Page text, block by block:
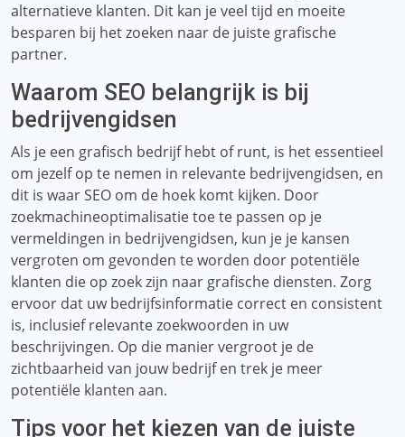
alternatieve klanten. Dit kan je veel tijd en moeite
besparen bij het zoeken naar de juiste grafische
partner.
Waarom SEO belangrijk is bij
bedrijvengidsen
Als je een grafisch bedrijf hebt of runt, is het essentieel
om jezelf op te nemen in relevante bedrijvengidsen, en
dit is waar SEO om de hoek komt kijken. Door
zoekmachineoptimalisatie toe te passen op je
vermeldingen in bedrijvengidsen, kun je je kansen
vergroten om gevonden te worden door potentiële
klanten die op zoek zijn naar grafische diensten. Zorg
ervoor dat uw bedrijfsinformatie correct en consistent
is, inclusief relevante zoekwoorden in uw
beschrijvingen. Op die manier vergroot je de
zichtbaarheid van jouw bedrijf en trek je meer
potentiële klanten aan.
Tips voor het kiezen van de juiste